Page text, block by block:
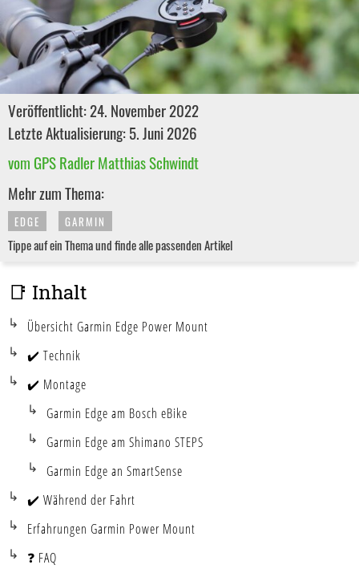
Veröffentlicht: 24. November 2022
Letzte Aktualisierung: 5. Juni 2026
vom GPS Radler Matthias Schwindt
Mehr zum Thema:
EDGE GARMIN
Tippe auf ein Thema und finde alle passenden Artikel
📑 Inhalt
Übersicht Garmin Edge Power Mount
✔️ Technik
✔️ Montage
Garmin Edge am Bosch eBike
Garmin Edge am Shimano STEPS
Garmin Edge an SmartSense
✔️ Während der Fahrt
Erfahrungen Garmin Power Mount
❓ FAQ